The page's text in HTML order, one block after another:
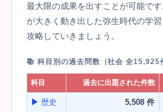
最大限の成果を出すことが可能で
が大きく動き出した弥生時代の学
攻略していきましょう。
📚 科目別の過去問数（社会 全15,925
科目 過去に出題された件数
▶ 歴史 5,508 件